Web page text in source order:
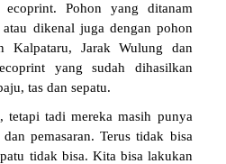
ecoprint. Pohon yang ditanam
dikenal juga dengan pohon
Kalpataru, Jarak Wulung dan
yang sudah dihasilkan
tas dan sepatu.
tetapi tadi mereka masih punya
pemasaran. Terus tidak bisa
tidak bisa. Kita bisa lakukan